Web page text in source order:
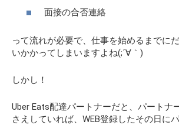
面接の合否連絡
って流れが必要で、仕事を始めるまでに
いかかってしまいますよね(;´∀｀)
しかし！
Uber Eats配達パートナーだと、パートナ
さえしていれば、WEB登録したその日に